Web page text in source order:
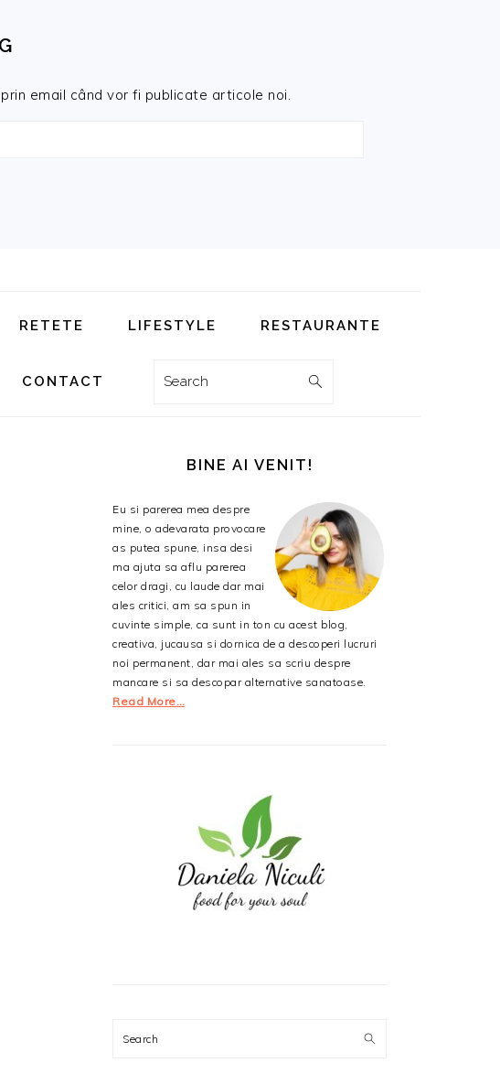
email când vor fi publicate articole noi.
RETETE LIFESTYLE RESTAURANTE
CONTACT Search
PRINCIPALĂBINE AI VENIT!
Eu si parerea mea despre
mine, o adevarata provocare
as putea spune, insa desi
ma ajuta sa aflu parerea
celor dragi, cu laude dar mai
ales critici, am sa spun in
cuvinte simple, ca sunt in ton cu acest blog,
creativa, jucausa si dornica de a descoperi lucruri
noi permanent, dar mai ales sa scriu despre
mancare si sa descopar alternative sanatoase.
Read More…
Search